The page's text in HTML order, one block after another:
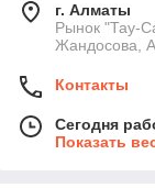
Покупка
перегреву
поверхностях.
г. Алматы
Рынок "Тау-
Жандосова,
Контакты
Сегодня
Показать